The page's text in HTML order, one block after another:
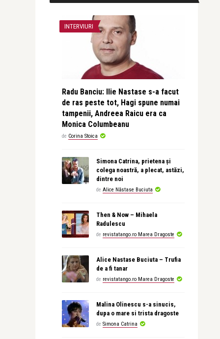
INTERVIURI
Radu Banciu: Ilie Nastase s-a facut
de ras peste tot, Hagi spune numai
tampenii, Andreea Raicu era ca
Monica Columbeanu
de Corina Stoica
Simona Catrina, prietena și
colega noastră, a plecat, astăzi,
dintre noi
de Alice Năstase Buciuta
Then & Now – Mihaela
Radulescu
de revistatango.ro Marea Dragoste
Alice Nastase Buciuta – Trufia
de a fi tanar
de revistatango.ro Marea Dragoste
Malina Olinescu s-a sinucis,
dupa o mare si trista dragoste
de Simona Catrina